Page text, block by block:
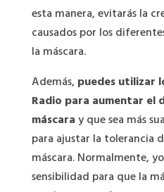
esta manera, evitarás la
causados por los
la máscara.
Además, puedes utilizar
Radio para aumentar el
máscaray que sea más
para ajustar la tolerancia
máscara. Normalmente,
sensibilidad para que la